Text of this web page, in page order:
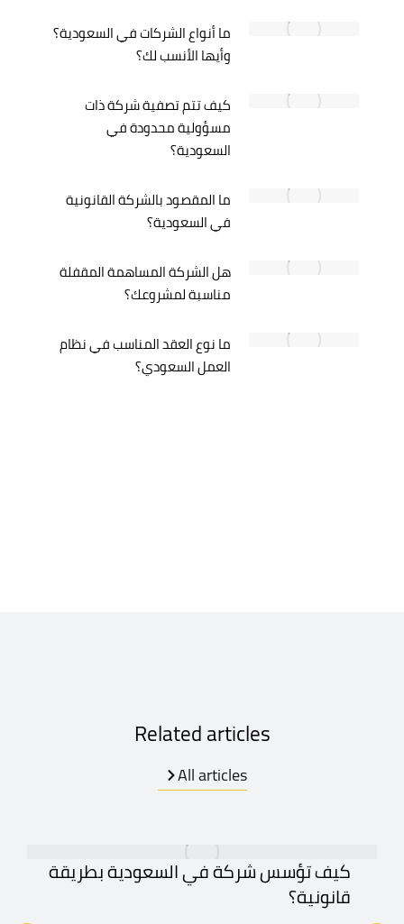
ما أنواع الشركات في السعودية؟
وأيها الأنسب لك؟
كيف تتم تصفية شركة ذات
مسؤولية محدودة في
السعودية؟
ما المقصود بالشركة القانونية
في السعودية؟
هل الشركة المساهمة المقفلة
مناسبة لمشروعك؟
ما نوع العقد المناسب في نظام
العمل السعودي؟
Related articles
All articles
كيف تؤسس شركة في السعودية بطريقة
قانونية؟